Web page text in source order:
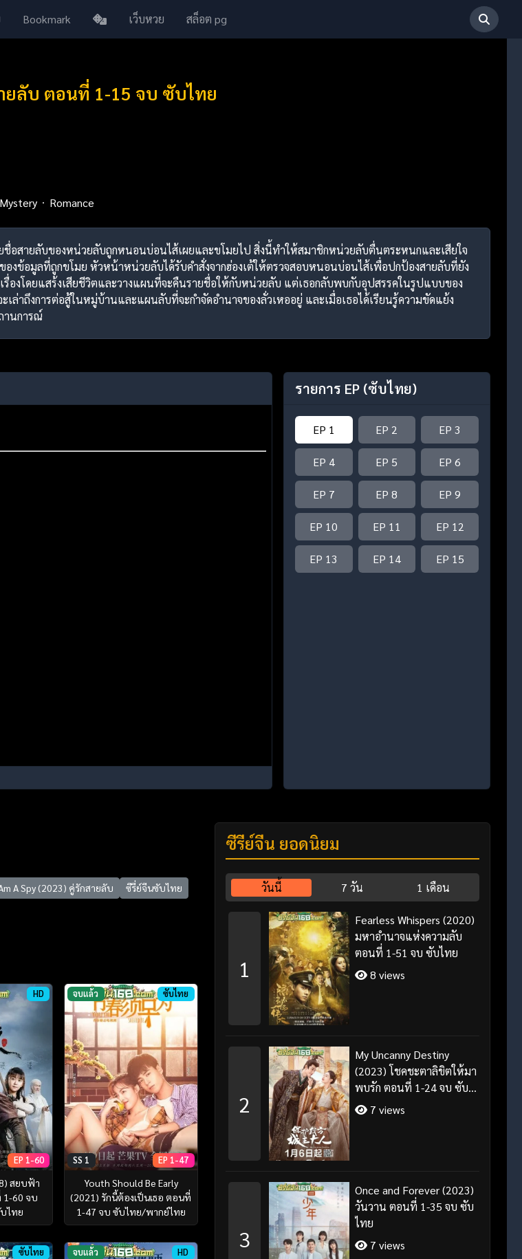
Bookmark เว็บหวย สล็อต pg
ายลับ ตอนที่ 1-15 จบ ซับไทย
Mystery Romance
ยชื่อสายลับของหน่วยลับถูกหนอนบ่อนไส้เผยและขโมยไป สิ่งนี้ทำให้สมาชิกหน่วยลับตื่นตระหนกและเสียใจ
องข้อมูลที่ถูกขโมย หัวหน้าหน่วยลับได้รับคำสั่งจากฮ่องเต้ให้ตรวจสอบหนอนบ่อนไส้เพื่อปกป้องสายลับที่ยัง
รื่องโดยแสร้งเสียชีวิตและวางแผนที่จะคืนรายชื่อให้กับหน่วยลับ แต่เธอกลับพบกับอุปสรรคในรูปแบบของ
ล่าถึงการต่อสู้ในหมู่บ้านและแผนลับที่จะกำจัดอำนาจของลั่วเหออยู่ และเมื่อเธอได้เรียนรู้ความขัดแย้ง
านการณ์
รายการ EP (ซับไทย)
EP 1 EP 2 EP 3
EP 4 EP 5 EP 6
EP 7 EP 8 EP 9
EP 10 EP 11 EP 12
EP 13 EP 14 EP 15
A Spy (2023) คู่รักสายลับ
ซีรี่ย์จีนซับไทย
HD
EP 1-60
สยบฟ้า
60 จบ
ไทย
จบแล้ว ซับไทย
SS 1 EP 1-47
Youth Should Be Early
(2021) รักนี้ต้องเป็นเธอ ตอนที่
1-47 จบ ซับไทย/พากย์ไทย
ซับไทย จบแล้ว HD
ซีรี่ย์จีน ยอดนิยม
วันนี้ 7 วัน 1 เดือน
1
Fearless Whispers (2020)
มหาอำนาจแห่งความลับ
ตอนที่ 1-51 จบ ซับไทย
8 views
2
My Uncanny Destiny
(2023) โชคชะตาลิขิตให้มา
พบรัก ตอนที่ 1-24 จบ ซับ
ไทย/พากย์ไทย
7 views
3
Once and Forever (2023)
วันวาน ตอนที่ 1-35 จบ ซับ
ไทย
7 views